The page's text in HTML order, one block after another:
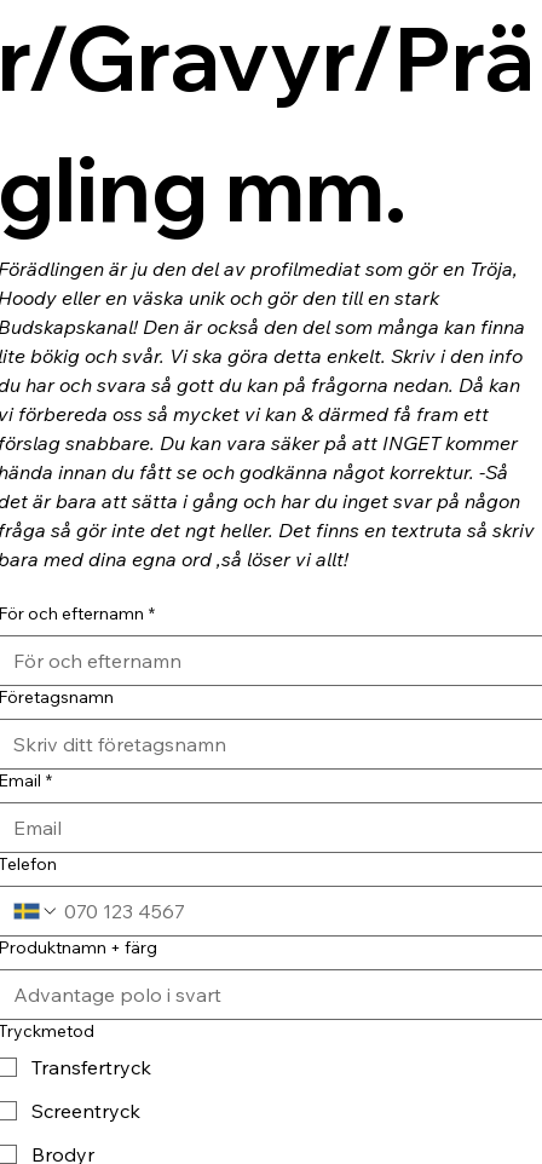
Gravyr/Prä
mm.
är ju den del av profilmediat som gör en Tröja,
eller en väska unik och gör den till en stark
Den är också den del som många kan finna
bökig och svår. Vi ska göra detta enkelt. Skriv i den info
har och svara så gott du kan på frågorna nedan. Då kan
förbereda oss så mycket vi kan & därmed få fram ett
snabbare. Du kan vara säker på att INGET kommer
innan du fått se och godkänna något korrektur. -Så
är bara att sätta i gång och har du inget svar på någon
så gör inte det ngt heller. Det finns en textruta så skriv
med dina egna ord ,så löser vi allt!
och efternamn *
*
+ färg
Transfertryck
Screentryck
Brodyr